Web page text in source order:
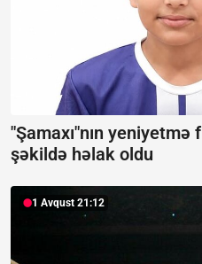
"Şamaxı"nın
şəkildə həlak oldu
1 Avqust 21:12